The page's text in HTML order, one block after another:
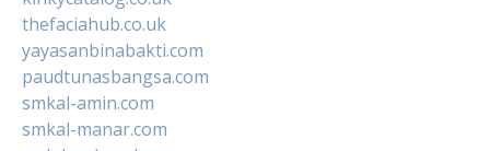
thefaciahub.co.uk
yayasanbinabakti.com
paudtunasbangsa.com
smkal-amin.com
smkal-manar.com